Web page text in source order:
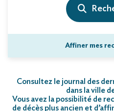
Affiner mes
Consultez le journal des
dans la ville
Vous avez la possibilité de
de décès plus ancien et